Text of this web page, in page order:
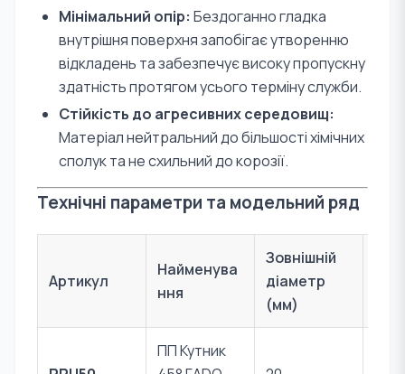
Мінімальний опір: Бездоганно гладка
внутрішня поверхня запобігає утворенню
відкладень та забезпечує високу пропускну
здатність протягом усього терміну служби.
Стійкість до агресивних середовищ:
Матеріал нейтральний до більшості хімічних
сполук та не схильний до корозії.
Технічні параметри та модельний ряд
Артикул
Найменува
ння
Зовнішній
діаметр
(мм)
ПП Кутник